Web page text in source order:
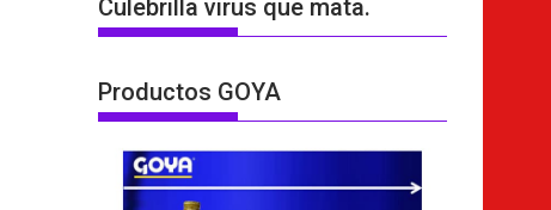
Culebrilla virus que mata.
Productos GOYA